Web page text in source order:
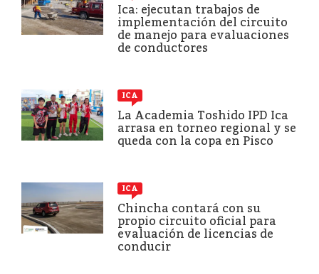
Ica: ejecutan trabajos de
implementación del circuito
de manejo para evaluaciones
de conductores
ICA
La Academia Toshido IPD Ica
arrasa en torneo regional y se
queda con la copa en Pisco
ICA
Chincha contará con su
propio circuito oficial para
evaluación de licencias de
conducir